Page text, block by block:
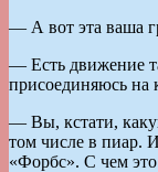
— А вот эта ваша
— Есть движение
присоединяюсь на
— Вы, кстати,
том числе в пиар.
«Форбс». С чем это